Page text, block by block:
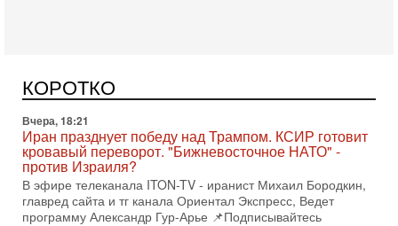
КОРОТКО
безопасности заявил, что Израиль готов самостоятельно
продолжить противостояние с Ираном, если США
Вчера, 18:21
Иран празднует победу над Трампом. КСИР готовит
кровавый переворот. "Бижневосточное НАТО" -
против Израиля?
В эфире телеканала ITON-TV - иранист Михаил Бородкин,
главред сайта и тг канала Ориентал Экспресс, Ведет
программу Александр Гур-Арье 📌Подписывайтесь